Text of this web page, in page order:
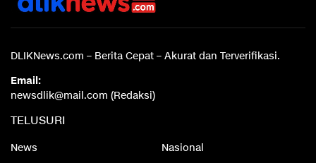
DLIKNews.com – Berita Cepat – Akurat dan Terverifikasi.
Email:
newsdlik@mail.com (Redaksi)
TELUSURI
News
Nasional